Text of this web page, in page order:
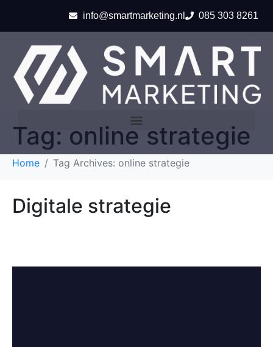
info@smartmarketing.nl 085 303 8261
Tag: online strategie
Home Tag Archives: online strategie
Digitale strategie